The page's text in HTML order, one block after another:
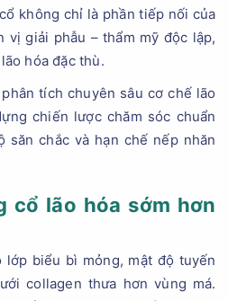
không chỉ là phần tiếp nối của
vị giải phẫu – thẩm mỹ độc lập,
hóa đặc thù.
phân tích chuyên sâu cơ chế lão
chiến lược chăm sóc chuẩn
săn chắc và hạn chế nếp nhăn
cổ lão hóa sớm hơn
lớp biểu bì mỏng, mật độ tuyến
collagen thưa hơn vùng má.